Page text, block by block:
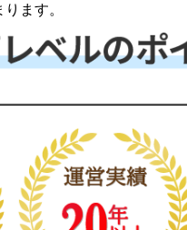
ります。